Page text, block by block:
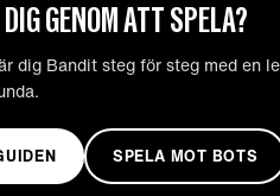
GENOM ATT SPELA?
dig Bandit steg för steg med en
SPELA MOT BOTS